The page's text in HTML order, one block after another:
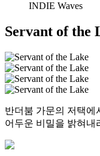
INDIE Waves
Servant of the
반더붐 가문의 저택에
어두운 비밀을 밝혀내